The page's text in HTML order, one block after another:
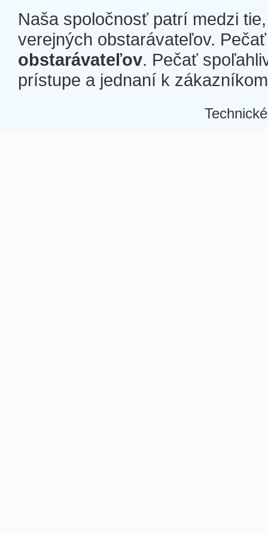
Naša spoločnosť patrí medzi
verejných obstarávateľov.
obstarávateľov. Pečať
prístupe a jednaní k